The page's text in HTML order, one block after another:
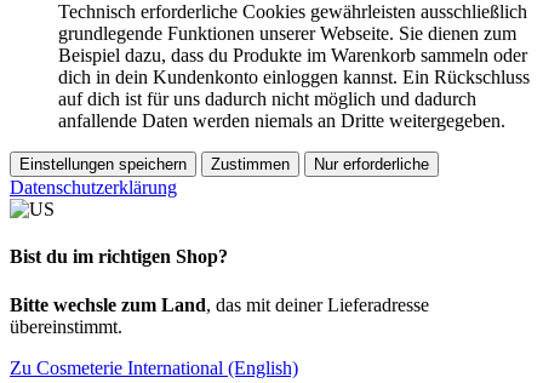
Technisch erforderliche Cookies gewährleisten ausschließlich
grundlegende Funktionen unserer Webseite. Sie dienen zum
Beispiel dazu, dass du Produkte im Warenkorb sammeln oder
dich in dein Kundenkonto einloggen kannst. Ein Rückschluss
auf dich ist für uns dadurch nicht möglich und dadurch
anfallende Daten werden niemals an Dritte weitergegeben.
Einstellungen speichern Zustimmen Nur erforderliche
Datenschutzerklärung
Bist du im richtigen Shop?
Bitte wechsle zum Land, das mit deiner Lieferadresse
übereinstimmt.
Zu Cosmeterie International (English)